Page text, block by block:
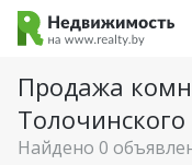
Продажа
Найдено 0